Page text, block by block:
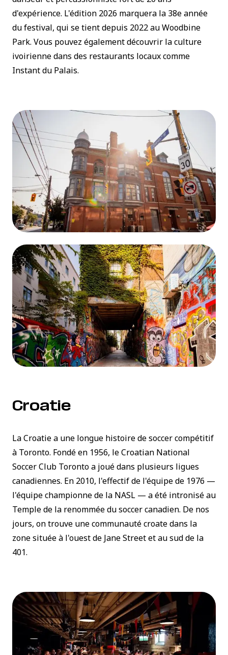
d'expérience. L'édition 2026 marquera la 38e année
du festival, qui se tient depuis 2022 au Woodbine
Park. Vous pouvez également découvrir la culture
ivoirienne dans des restaurants locaux comme
Instant du Palais.
Croatie
La Croatie a une longue histoire de soccer compétitif
à Toronto. Fondé en 1956, leCroatian National
Soccer Club Torontoa joué dans plusieurs ligues
canadiennes. En 2010, l'effectif de l'équipe de 1976 —
l'équipe championne de la NASL — a été intronisé au
Temple de la renommée du soccer canadien. De nos
jours, on trouve une communauté croate dans la
zone située à l'ouest de Jane Street et au sud de la
401.